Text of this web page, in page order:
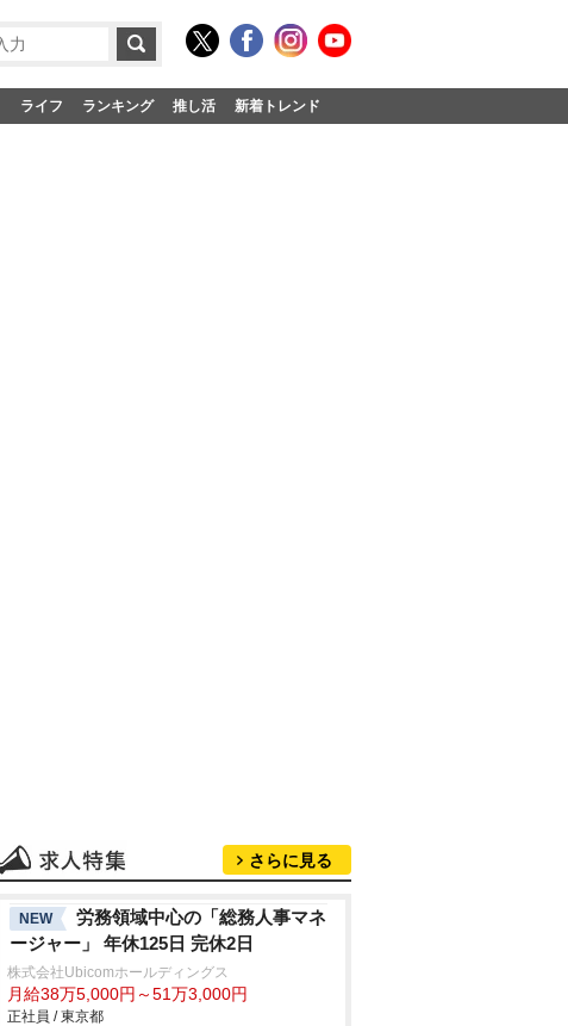
ライフ ランキング 推し活 新着トレンド
さらに見る
NEW
労務領域中心の「総務人事マネ
ージャー」 年休125日 完休2日
株式会社Ubicomホールディングス
月給38万5,000円～51万3,000円
正社員 / 東京都